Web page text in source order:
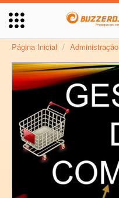
Página Inicial / Administração